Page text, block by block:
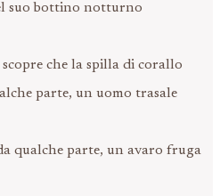
suo bottino notturno
che la spilla di corallo
parte, un uomo trasale
qualche parte, un avaro fruga